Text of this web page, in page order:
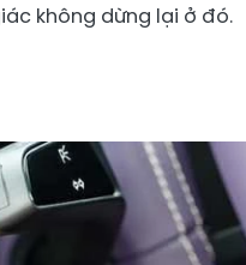
không dừng lại ở đó.